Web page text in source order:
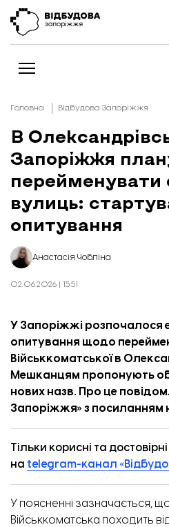
Новини
Відбудова Запоріжжя
Ексклюзив
Бізнес
Шлях додому
Відбудова. Життя
Колонки
Про нас
Редакційна політика
Головна Відбудова Запоріжжя
В
Запоріжжя
перейменувати
вулиць:
опитування
Анастасія Чобліна
02.06.2026 | 15:51
У Запоріжжі розпочалося
опитування щодо
Військкоматської в
Мешканцям пропонують
нових назв. Про це
Запоріжжя» з посиланням
Тільки корисні та
на telegram-канал
У поясненні зазначається,
Військкоматська походить